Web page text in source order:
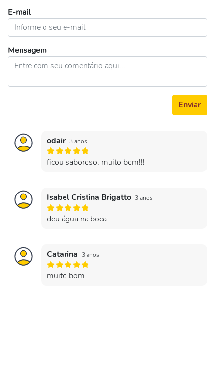
E-mail
Mensagem
Enviar
odair 3 anos
ficou saboroso, muito bom!!!
Isabel Cristina Brigatto 3 anos
deu água na boca
Catarina 3 anos
muito bom